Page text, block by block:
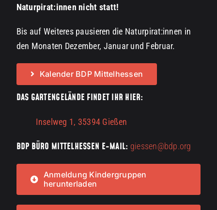
Naturpirat:innen nicht statt!
Bis auf Weiteres pausieren die Naturpirat:innen in
den Monaten Dezember, Januar und Februar.
Kalender BDP Mittelhessen
DAS GARTENGELÄNDE FINDET IHR HIER:
Inselweg 1, 35394 Gießen
BDP BÜRO MITTELHESSEN E-MAIL: giessen@bdp.org
Anmeldung Kindergruppen
herunterladen